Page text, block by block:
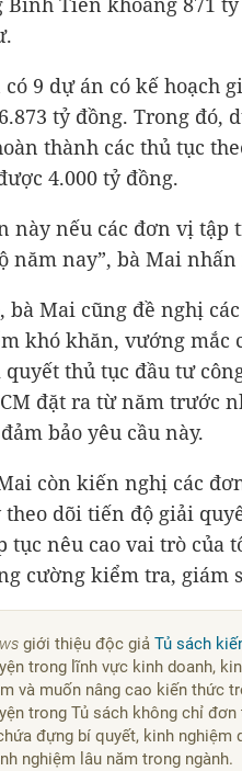
9 dự án có kế hoạch
tỷ đồng. Trong đó,
thành các thủ tục
4.000 tỷ đồng.
này nếu các đơn vị tập
năm nay”, bà Mai nhấn
bà Mai cũng đề nghị
khó khăn, vướng mắc
thủ tục đầu tư
đặt ra từ năm trước
bảo yêu cầu này.
còn kiến nghị các
dõi tiến độ giải
tục nêu cao vai trò của
cường kiểm tra, giám
giới thiệu độc giả Tủ sách
trong lĩnh vực kinh doanh,
và muốn nâng cao kiến thức
trong Tủ sách không chỉ
đựng bí quyết, kinh nghiệm
nghiệm lâu năm trong ngành.